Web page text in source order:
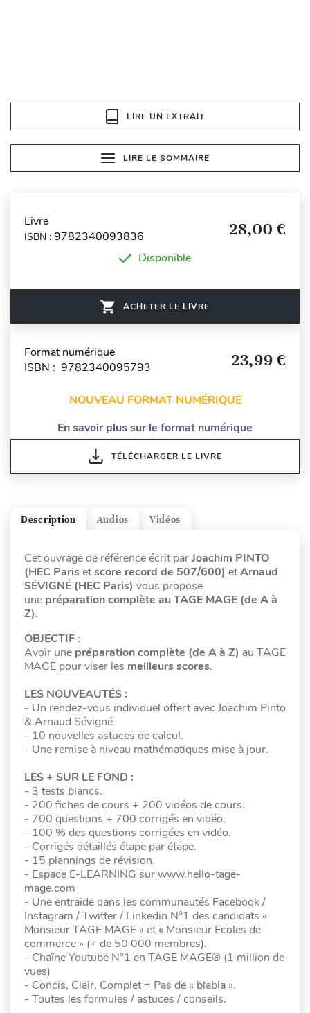
LIRE UN EXTRAIT
LIRE LE SOMMAIRE
Livre
ISBN : 9782340093836 28,00 €
Disponible
ACHETER LE LIVRE
Format numérique
ISBN : 9782340095793
23,99 €
NOUVEAU FORMAT NUMÉRIQUE
En savoir plus sur le format numérique
TÉLÉCHARGER LE LIVRE
Vidéos
Audios
Description
Cet ouvrage de référence écrit parJoachim PINTO
(HEC Paris etscore record de 507/600) etArnaud
SÉVIGNÉ (HEC Paris) vous propose
une préparation complète au TAGE MAGE (de A à
Z).
OBJECTIF :
Avoir une préparation complète (de A à Z) au TAGE
MAGE pour viser les meilleurs scores.
LES NOUVEAUTÉS :
- Un rendez-vous individuel offert avec Joachim Pinto
& Arnaud Sévigné
- 10 nouvelles astuces de calcul.
- Une remise à niveau mathématiques mise à jour.
LES + SUR LE FOND :
- 3 tests blancs.
- 200 fiches de cours + 200 vidéos de cours.
- 700 questions + 700 corrigés en vidéo.
- 100 % des questions corrigées en vidéo.
- Corrigés détaillés étape par étape.
- 15 plannings de révision.
- Espace E-LEARNING sur www.hello-tage-
mage.com
- Une entraide dans les communautés Facebook /
Instagram / Twitter / Linkedin N°1 des candidats «
Monsieur TAGE MAGE » et « Monsieur Ecoles de
commerce » (+ de 50 000 membres).
- Chaîne Youtube N°1 en TAGE MAGE® (1 million de
vues)
- Concis, Clair, Complet = Pas de « blabla ».
- Toutes les formules / astuces / conseils.